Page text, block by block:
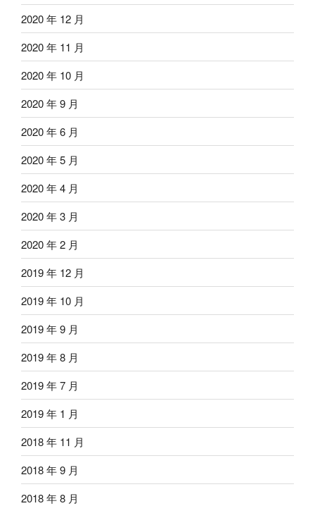
2020 年 12 月
2020 年 11 月
2020 年 10 月
2020 年 9 月
2020 年 6 月
2020 年 5 月
2020 年 4 月
2020 年 3 月
2020 年 2 月
2019 年 12 月
2019 年 10 月
2019 年 9 月
2019 年 8 月
2019 年 7 月
2019 年 1 月
2018 年 11 月
2018 年 9 月
2018 年 8 月